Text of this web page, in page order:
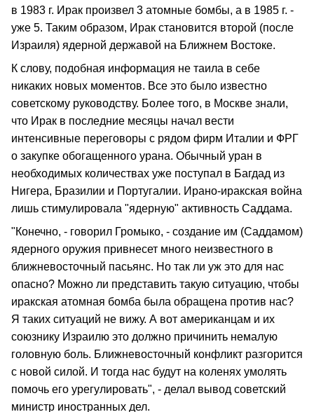
в 1983 г. Ирак произвел 3 атомные бомбы, а в 1985 г. -
уже 5. Таким образом, Ирак становится второй (после
Израиля) ядерной державой на Ближнем Востоке.
К слову, подобная информация не таила в себе
никаких новых моментов. Все это было известно
советскому руководству. Более того, в Москве знали,
что Ирак в последние месяцы начал вести
интенсивные переговоры с рядом фирм Италии и ФРГ
о закупке обогащенного урана. Обычный уран в
необходимых количествах уже поступал в Багдад из
Нигера, Бразилии и Португалии. Ирано-иракская война
лишь стимулировала "ядерную" активность Саддама.
"Конечно, - говорил Громыко, - создание им (Саддамом)
ядерного оружия привнесет много неизвестного в
ближневосточный пасьянс. Но так ли уж это для нас
опасно? Можно ли представить такую ситуацию, чтобы
иракская атомная бомба была обращена против нас?
Я таких ситуаций не вижу. А вот американцам и их
союзнику Израилю это должно причинить немалую
головную боль. Ближневосточный конфликт разгорится
с новой силой. И тогда нас будут на коленях умолять
помочь его урегулировать", - делал вывод советский
министр иностранных дел.